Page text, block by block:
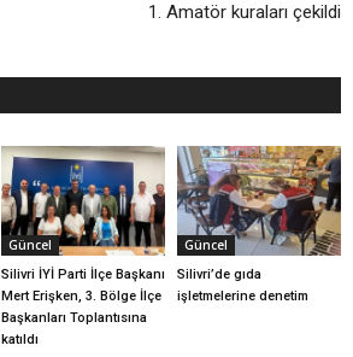
1. Amatör kuraları çekildi
Güncel
Silivri İYİ Parti İlçe Başkanı
Mert Erişken, 3. Bölge İlçe
Başkanları Toplantısına
katıldı
Güncel
Silivri’de gıda
işletmelerine denetim